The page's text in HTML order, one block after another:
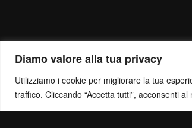
Diamo valore alla tua privacy
Utilizziamo i cookie per migliorare la tua
traffico. Cliccando “Accetta tutti”, acconsenti